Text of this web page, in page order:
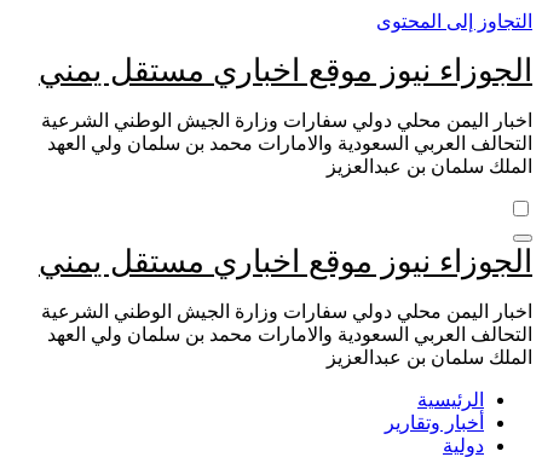
التجاوز إلى المحتوى
الجوزاء نيوز موقع اخباري مستقل يمني
اخبار اليمن محلي دولي سفارات وزارة الجيش الوطني الشرعية
التحالف العربي السعودية والامارات محمد بن سلمان ولي العهد
الملك سلمان بن عبدالعزيز
الجوزاء نيوز موقع اخباري مستقل يمني
اخبار اليمن محلي دولي سفارات وزارة الجيش الوطني الشرعية
التحالف العربي السعودية والامارات محمد بن سلمان ولي العهد
الملك سلمان بن عبدالعزيز
الرئيسية
أخبار وتقارير
دولية